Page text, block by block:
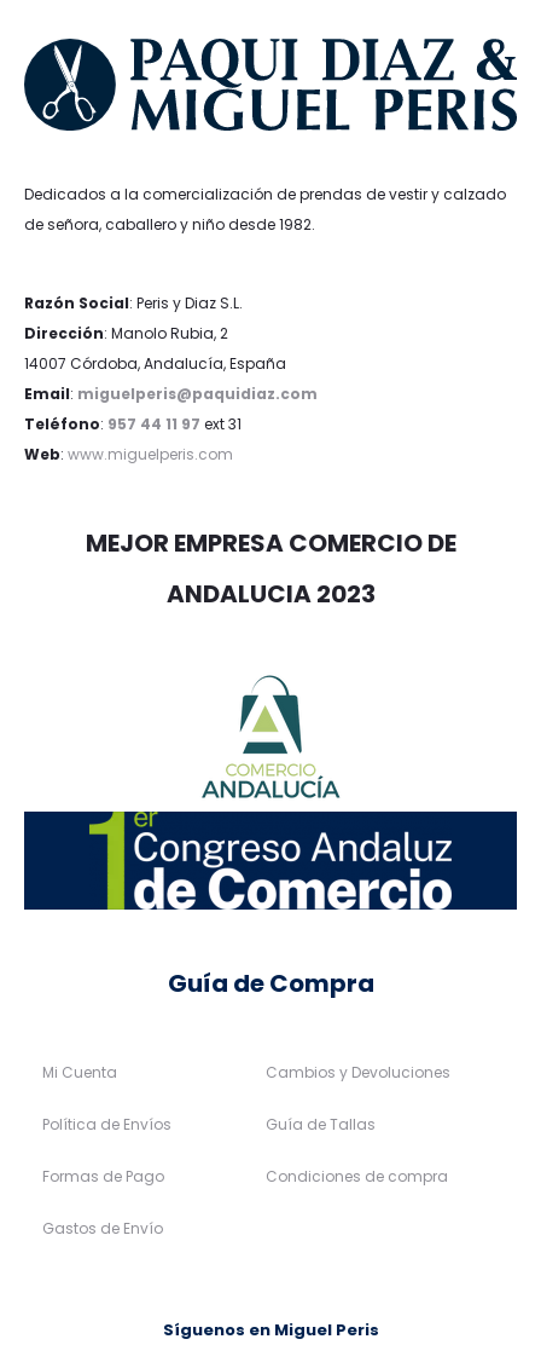
Dedicados a la comercialización de prendas de vestir y calzado
de señora, caballero y niño desde 1982.
Razón Social: Peris y Diaz S.L.
Dirección: Manolo Rubia, 2
14007 Córdoba, Andalucía, España
Email: miguelperis@paquidiaz.com
Teléfono: 957 44 11 97 ext 31
Web: www.miguelperis.com
MEJOR EMPRESA COMERCIO DE
ANDALUCIA 2023
Guía de Compra
Mi Cuenta
Política de Envíos
Formas de Pago
Gastos de Envío
Cambios y Devoluciones
Guía de Tallas
Condiciones de compra
Síguenos en Miguel Peris